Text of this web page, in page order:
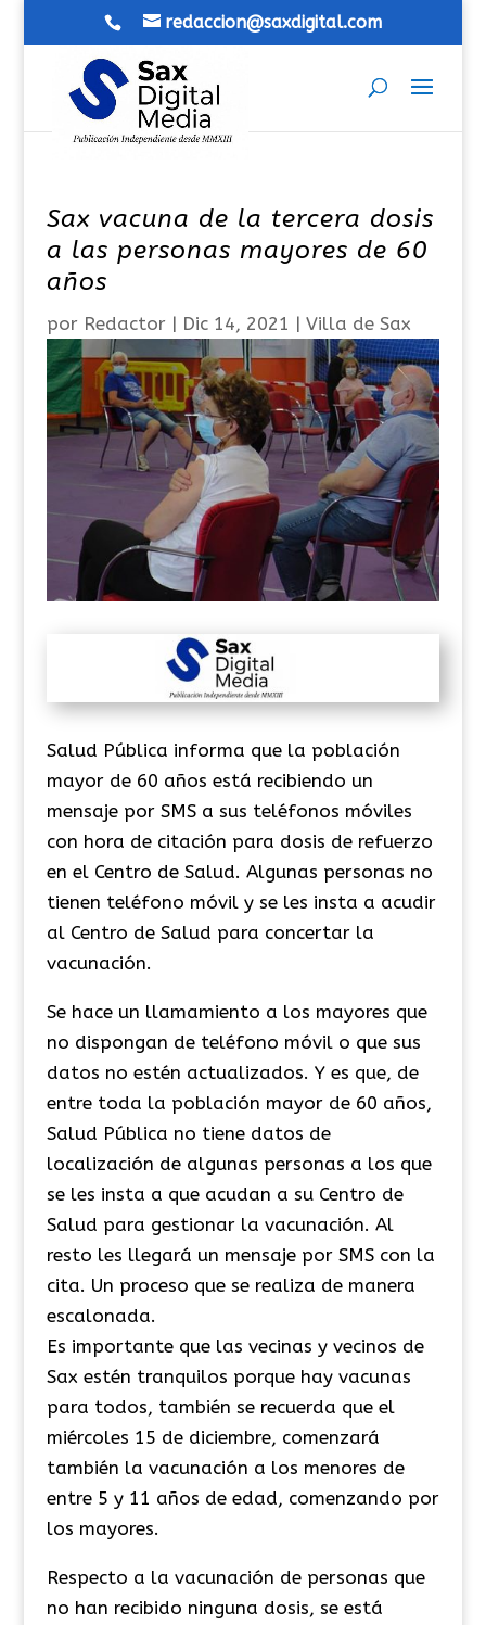
redaccion@saxdigital.com
Sax vacuna de la tercera dosis
a las personas mayores de 60
años
por Redactor| Dic 14, 2021 | Villa de Sax
Salud Pública informa que la población
mayor de 60 años está recibiendo un
mensaje por SMS a sus teléfonos móviles
con hora de citación para dosis de refuerzo
en el Centro de Salud. Algunas personas no
tienen teléfono móvil y se les insta a acudir
al Centro de Salud para concertar la
vacunación.
Se hace un llamamiento a los mayores que
no dispongan de teléfono móvil o que sus
datos no estén actualizados. Y es que, de
entre toda la población mayor de 60 años,
Salud Pública no tiene datos de
localización de algunas personas a los que
se les insta a que acudan a su Centro de
Salud para gestionar la vacunación. Al
resto les llegará un mensaje por SMS con la
cita. Un proceso que se realiza de manera
escalonada.
Es importante que las vecinas y vecinos de
Sax estén tranquilos porque hay vacunas
para todos, también se recuerda que el
miércoles 15 de diciembre, comenzará
también la vacunación a los menores de
entre 5 y 11 años de edad, comenzando por
los mayores.
Respecto a la vacunación de personas que
no han recibido ninguna dosis, se está